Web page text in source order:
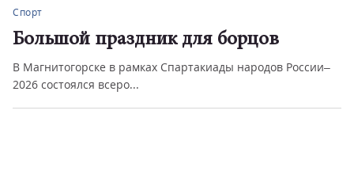
Спорт
Большой праздник для борцов
В Магнитогорске в рамках Спартакиады народов России–
2026 состоялся всеро...